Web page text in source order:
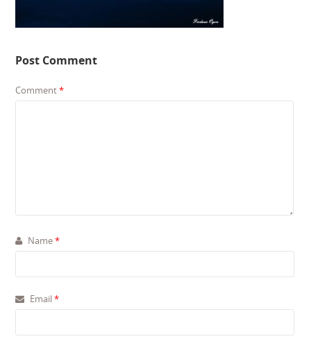
Post Comment
Comment*
Name*
Email*